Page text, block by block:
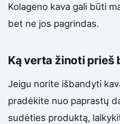
Kolageno kava gali būti
bet ne jos pagrindas.
Ką verta žinoti prieš
Jeigu norite išbandyti
pradėkite nuo paprastų
sudėties produktą,